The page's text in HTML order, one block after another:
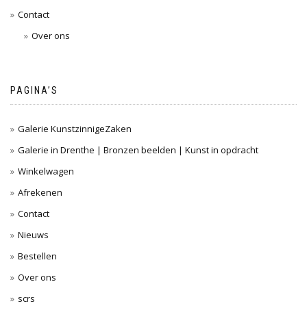
Contact
Over ons
PAGINA’S
Galerie KunstzinnigeZaken
Galerie in Drenthe | Bronzen beelden | Kunst in opdracht
Winkelwagen
Afrekenen
Contact
Nieuws
Bestellen
Over ons
scrs